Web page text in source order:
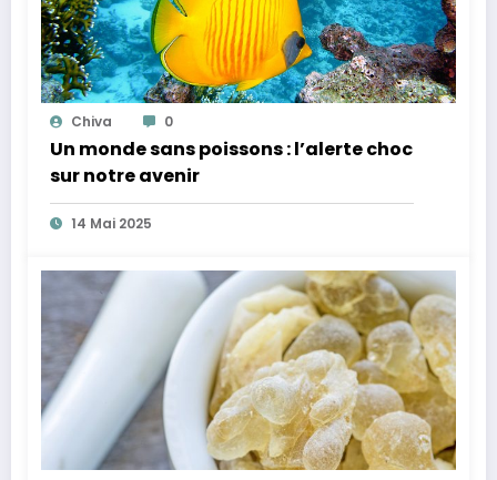
Chiva 0
Un monde sans poissons : l’alerte choc
sur notre avenir
14 Mai 2025